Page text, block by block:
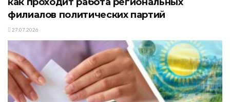
филиалов политических партий
27.07.2026